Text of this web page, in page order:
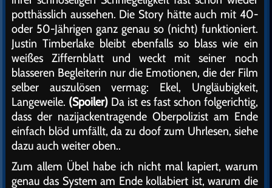
potthässlich aussehen. Die Story hätte auch mit 40-
oder 50-Jährigen ganz genau so (nicht) funktioniert.
Justin Timberlake bleibt ebenfalls so blass wie ein
weißes Ziffernblatt und weckt mit seiner noch
blasseren Begleiterin nur die Emotionen, die der Film
selber auszulösen vermag: Ekel, Ungläubigkeit,
Langeweile. (Spoiler)Da ist es fast schon folgerichtig,
dass der nazijackentragende Oberpolizist am Ende
einfach blöd umfällt, da zu doof zum Uhrlesen, siehe
dazu auch weiter oben..
Zum allem Übel habe ich nicht mal kapiert, warum
genau das System am Ende kollabiert ist, warum die